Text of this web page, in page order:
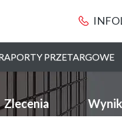
PRZETARGOWE
Zlecenia